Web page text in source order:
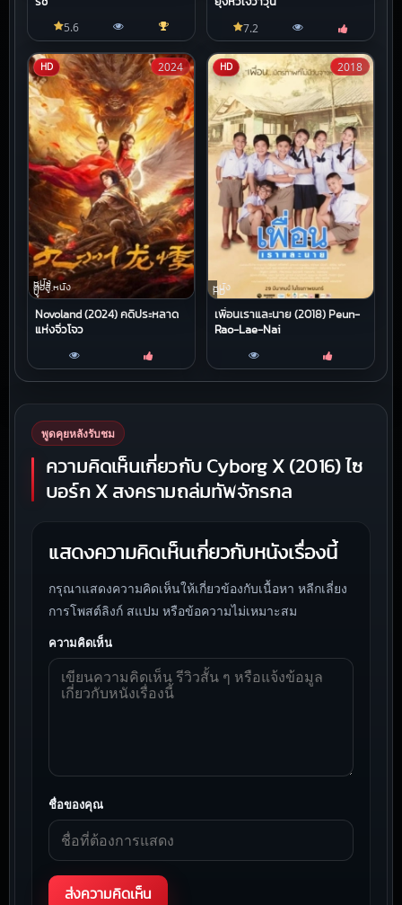
5.6 7.2
HD
หนัง
ต่อสู้,หนัง
บู๊
Novoland (2024) คดีประหลาด
แห่งจิ่วโจว
2024 HD
หนัง
HD
เพื่อนเราและนาย (2018) Peun-
Rao-Lae-Nai
2018
พูดคุยหลังรับชม
ความคิดเห็นเกี่ยวกับ Cyborg X (2016) ไซ
บอร์ก X สงครามถล่มทัพจักรกล
แสดงความคิดเห็นเกี่ยวกับหนังเรื่องนี้
กรุณาแสดงความคิดเห็นให้เกี่ยวข้องกับเนื้อหา หลีกเลี่ยง
การโพสต์ลิงก์ สแปม หรือข้อความไม่เหมาะสม
ความคิดเห็น
ชื่อของคุณ